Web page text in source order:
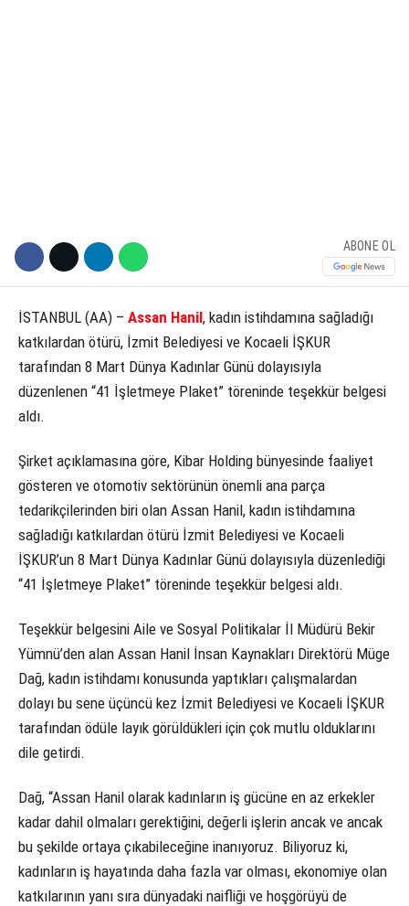
ABONE OL
İSTANBUL (AA) – Assan Hanil, kadın istihdamına sağladığı
katkılardan ötürü, İzmit Belediyesi ve Kocaeli İŞKUR
tarafından 8 Mart Dünya Kadınlar Günü dolayısıyla
düzenlenen “41 İşletmeye Plaket” töreninde teşekkür belgesi
aldı.
Şirket açıklamasına göre, Kibar Holding bünyesinde faaliyet
gösteren ve otomotiv sektörünün önemli ana parça
tedarikçilerinden biri olan Assan Hanil, kadın istihdamına
sağladığı katkılardan ötürü İzmit Belediyesi ve Kocaeli
İŞKUR’un 8 Mart Dünya Kadınlar Günü dolayısıyla düzenlediği
“41 İşletmeye Plaket” töreninde teşekkür belgesi aldı.
Teşekkür belgesini Aile ve Sosyal Politikalar İl Müdürü Bekir
Yümnü’den alan Assan Hanil İnsan Kaynakları Direktörü Müge
Dağ, kadın istihdamı konusunda yaptıkları çalışmalardan
dolayı bu sene üçüncü kez İzmit Belediyesi ve Kocaeli İŞKUR
tarafından ödüle layık görüldükleri için çok mutlu olduklarını
dile getirdi.
Dağ, “Assan Hanil olarak kadınların iş gücüne en az erkekler
kadar dahil olmaları gerektiğini, değerli işlerin ancak ve ancak
bu şekilde ortaya çıkabileceğine inanıyoruz. Biliyoruz ki,
kadınların iş hayatında daha fazla var olması, ekonomiye olan
katkılarının yanı sıra dünyadaki naifliği ve hoşgörüyü de